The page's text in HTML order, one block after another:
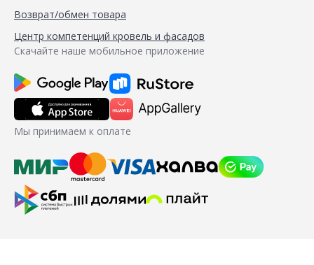
Возврат/обмен товара
Центр компетенций кровель и фасадов
Скачайте наше мобильное приложение
Мы принимаем к оплате